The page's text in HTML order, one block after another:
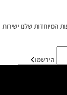
המיוחדות שלנו ישירות
הירשמו